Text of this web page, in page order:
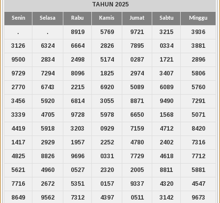
TAHUN 2025
Senin Selasa Rabu Kamis Jumat Sabtu Minggu
. . 8919 5769 9721 3215
3936
3126
6324 6664 2826 7895 0334
3881
9500
2834 2498 5174 0287 1721
2896
9729
7294 8096 1825 2974 3407
5806
2770
6743 2215 6920 5089 6089
5760
3456
5920 6814 3055 8871 9490
7291
3339
4705 9728 5978 6650 1568
5071
4419
5918 3203 0929 7159 4712
8420
1417
2929 1957 2252 4780 2402
7316
4825
8826 9696 0331 7729 4618
7712
5621
4960 0527 2320 2005 8811
5881
7716
2672 5351 0157 9337 4320
4547
8649
9562 7312 4397 0511 3142
9673